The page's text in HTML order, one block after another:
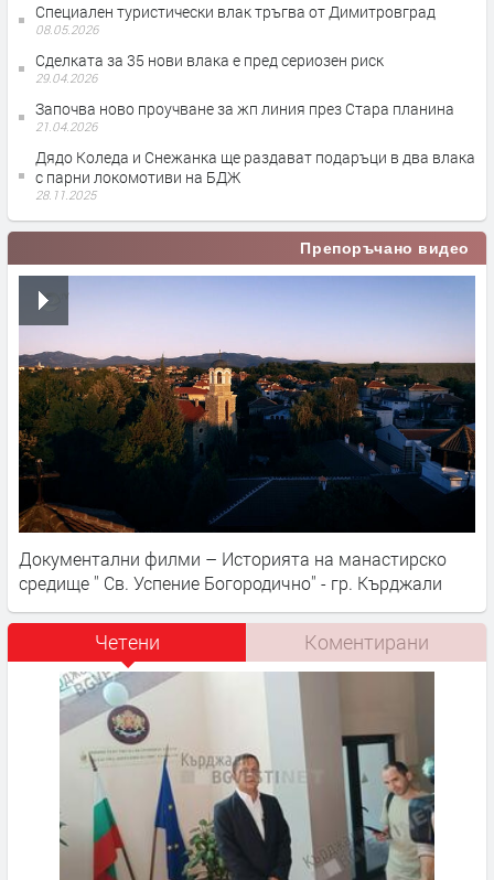
Специален туристически влак тръгва от Димитровград
08.05.2026
Сделката за 35 нови влака е пред сериозен риск
29.04.2026
Започва ново проучване за жп линия през Стара планина
21.04.2026
Дядо Коледа и Снежанка ще раздават подаръци в два влака
с парни локомотиви на БДЖ
28.11.2025
Препоръчано видео
Документални филми – Историята на манастирско
средище '' Св. Успение Богородично'' - гр. Кърджали
Четени Коментирани